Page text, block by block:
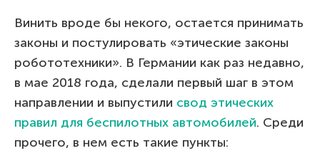
Винить вроде бы некого, остается принимать
законы и постулировать «этические законы
робототехники». В Германии как раз недавно,
в мае 2018 года, сделали первый шаг в этом
направлении и выпустили свод этических
правил для беспилотных автомобилей. Среди
прочего, в нем есть такие пункты: